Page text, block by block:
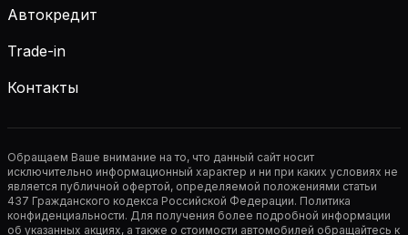
Автокредит
Trade-in
Контакты
Обращаем Ваше внимание на то, что данный сайт носит
исключительно информационный характер и ни при каких условиях не
является публичной офертой, определяемой положениями статьи
437 Гражданского кодекса Российской Федерации. Политика
конфиденциальности. Для получения более подробной информации
об указанных акциях, а также о стоимости автомобилей обращайтесь к